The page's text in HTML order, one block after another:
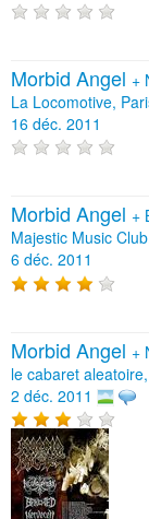
Morbid Angel +
La Locomotive,
16 déc. 2011
Morbid Angel +
Majestic Music
6 déc. 2011
Morbid Angel +
le cabaret
2 déc. 2011